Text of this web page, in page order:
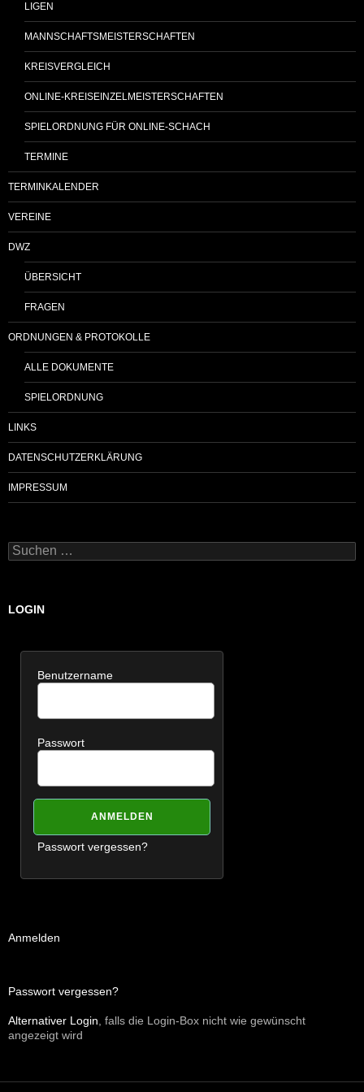
LIGEN
MANNSCHAFTSMEISTERSCHAFTEN
KREISVERGLEICH
ONLINE-KREISEINZELMEISTERSCHAFTEN
SPIELORDNUNG FÜR ONLINE-SCHACH
TERMINE
TERMINKALENDER
VEREINE
DWZ
ÜBERSICHT
FRAGEN
ORDNUNGEN & PROTOKOLLE
ALLE DOKUMENTE
SPIELORDNUNG
LINKS
DATENSCHUTZERKLÄRUNG
IMPRESSUM
Suchen
nach:
LOGIN
Benutzername
Passwort
Passwort vergessen?
Anmelden
Passwort vergessen?
Alternativer Login , falls die Login-Box nicht wie gewünscht
angezeigt wird